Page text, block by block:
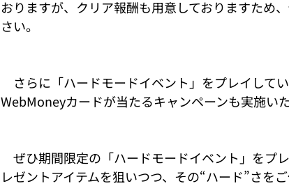
おりますが、クリア報酬も用意しておりますため
さい。
さらに「ハードモードイベント」をプレイして
WebMoneyカードが当たるキャンペーンも実施いた
ぜひ期間限定の「ハードモードイベント」をプ
レゼントアイテムを狙いつつ、その“ハード”さをご